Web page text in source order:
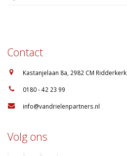
Contact
Kastanjelaan 8a, 2982 CM Ridderkerk
0180 - 42 23 99
info@vandrielenpartners.nl
Volg ons